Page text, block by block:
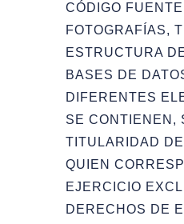
CÓDIGO
FOTOGRAFÍAS,
ESTRUCTURA
BASES DE
DIFERENTES
SE CONTIENEN,
TITULARIDAD
QUIEN
EJERCICIO
DERECHOS DE